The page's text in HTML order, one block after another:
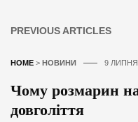
PREVIOUS ARTICLES
HOME > НОВИНИ 9
Чому розмарин
довголіття